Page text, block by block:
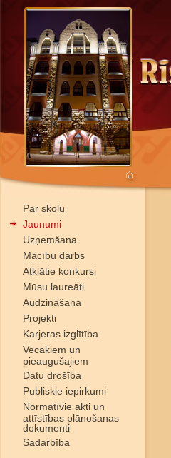
Par skolu
Jaunumi
Uzņemšana
Mācību darbs
Atklātie konkursi
Mūsu laureāti
Audzināšana
Projekti
Karjeras izglītība
Vecākiem un
pieaugušajiem
Datu drošība
Publiskie iepirkumi
Normatīvie akti un
attīstības plānošanas
dokumenti
Sadarbība